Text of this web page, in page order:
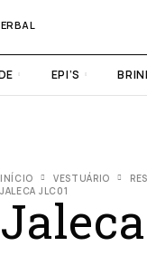
EPI’S
INÍCIO VESTUÁRIO
JALECA JLC01